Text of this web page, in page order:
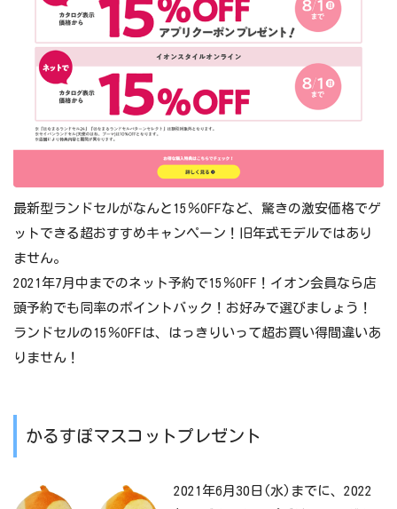
予約期間
2回目/2021年9月2日(1月中旬以降お届け)
はなまるランドセル24
1回目/2021年5月31日(10月上旬以降お届
け)
2回目/2021年8月31日(1月中旬以降お届
3回目/2021年10月31日(3月上旬以降お届
け)
パーツ
みらいポケット
はなまるランドセル24
本体・カブセ・へり/各24色、かぶせ裏・内
最新型ランドセルがなんと15％OFFなど、驚きの激安価格でゲ
ットできる超おすすめキャンペーン！旧年式モデルではあり
ません。
2021年7月中までのネット予約で15％OFF！イオン会員なら店
頭予約でも同率のポイントバック！お好みで選びましょう！
ランドセルの15％OFFは、はっきりいって超お買い得間違いあ
りません！
かるすぽマスコットプレゼント
2021年6月30日(水)までに、2022